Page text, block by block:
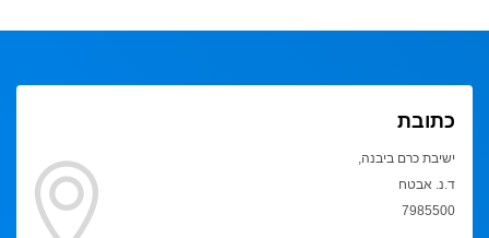
כתובת
ישיבת כרם ביבנה,
ד.נ. אבטח
7985500